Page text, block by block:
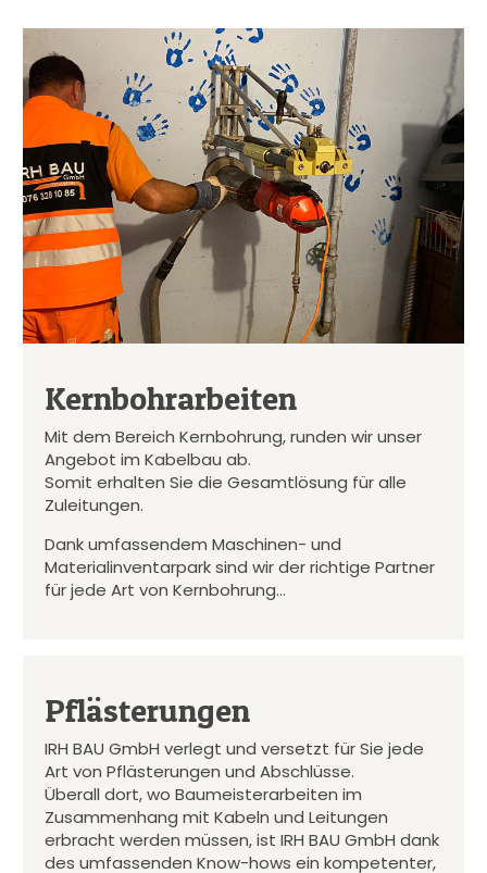
Kernbohrarbeiten
Mit dem Bereich Kernbohrung, runden wir unser
Angebot im Kabelbau ab.
Somit erhalten Sie die Gesamtlösung für alle
Zuleitungen.
Dank umfassendem Maschinen- und
Materialinventarpark sind wir der richtige Partner
für jede Art von Kernbohrung…
Pflästerungen
IRH BAU GmbH verlegt und versetzt für Sie jede
Art von Pflästerungen und Abschlüsse.
Überall dort, wo Baumeisterarbeiten im
Zusammenhang mit Kabeln und Leitungen
erbracht werden müssen, ist IRH BAU GmbH dank
des umfassenden Know-hows ein kompetenter,